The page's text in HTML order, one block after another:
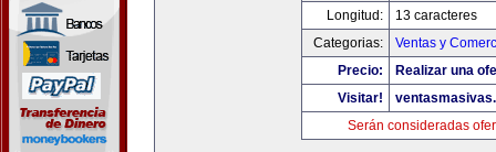
Longitud:
13 caracteres
Categorias:
Ventas y
Precio:
Realizar una
Visitar!
Serán consideradas